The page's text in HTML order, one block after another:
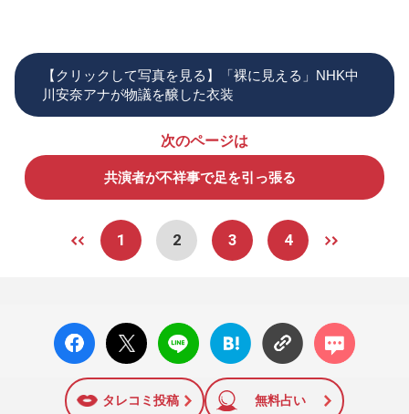
【クリックして写真を見る】「裸に見える」NHK中
川安奈アナが物議を醸した衣装
次のページは
共演者が不祥事で足を引っ張る
1 2 3 4
facebo
ok い
X ポス
ト
LINE
はてな
ブック
に追加
コメン
ト
タレコミ投稿 無料占い